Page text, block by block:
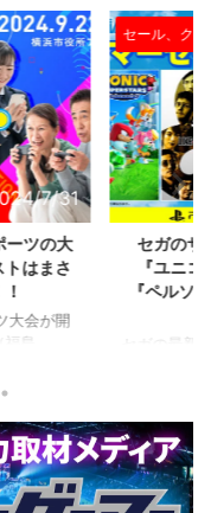
7/31
ツの大
はまさ
大会が開
島
決勝大
よる対戦
家族で楽
ようで
レスラ
セール、クー
セガのサ
『ユニ
『ペルソ
セガの最新
ファンから
や編成や育
クなどが話
売されたば